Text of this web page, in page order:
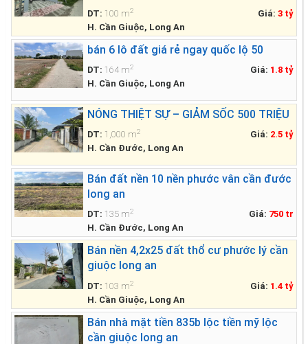
DT: 100 m2 Giá: 3 tỷ
H. Cần Giuộc, Long An
bán 6 lô đất giá rẻ ngay quốc lộ 50
DT: 164 m2 Giá: 1.8 tỷ
H. Cần Giuộc, Long An
NÓNG THIỆT SỰ – GIẢM SỐC 500 TRIỆU
DT: 1,000 m2 Giá: 2.5 tỷ
H. Cần Đước, Long An
Bán đất nền 10 nền phước vân cần đước
long an
DT: 135 m2 Giá: 750 tr
H. Cần Đước, Long An
Bán nền 4,2x25 đất thổ cư phước lý cần
giuộc long an
DT: 103 m2 Giá: 1.4 tỷ
H. Cần Giuộc, Long An
Bán nhà mặt tiền 835b lộc tiền mỹ lộc
cần giuộc long an